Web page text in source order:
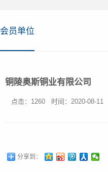
会员单位
铜陵奥斯铜业有限公司
点击：1260 时间：2020-08-11
分享到：